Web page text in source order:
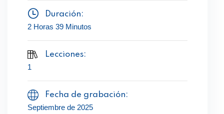
Duración:
2 Horas 39 Minutos
Lecciones:
1
Fecha de grabación:
Septiembre de 2025